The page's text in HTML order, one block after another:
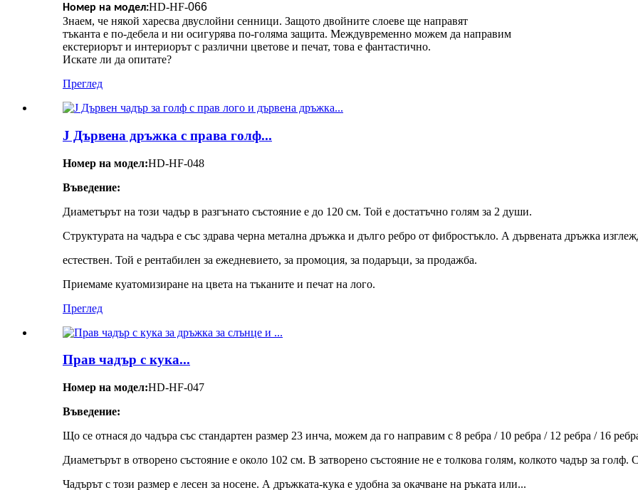
Номер на модел:HD-HF-066
Знаем, че някой харесва двуслойни сенници. Защото двойните слоеве ще направят
тъканта е по-дебела и ни осигурява по-голяма защита. Междувременно можем да направим
екстериорът и интериорът с различни цветове и печат, това е фантастично.
Искате ли да опитате?
Преглед
J Дървена дръжка с права голф...
Номер на модел:HD-HF-048
Въведение:
Диаметърът на този чадър в разгънато състояние е до 120 см. Той е достатъчно голям за 2 души.
Структурата на чадъра е със здрава черна метална дръжка и дълго ребро от фибростъкло. А дървената дръжка
естествен. Той е рентабилен за ежедневието, за промоция, за подаръци, за продажба.
Приемаме куатомизиране на цвета на тъканите и печат на лого.
Преглед
Прав чадър с кука...
Номер на модел:HD-HF-047
Въведение:
Що се отнася до чадъра със стандартен размер 23 инча, можем да го направим с 8 ребра / 10 ребра / 12 ребра / 16
Диаметърът в отворено състояние е около 102 см. В затворено състояние не е толкова голям, колкото чадър за голф.
Чадърът с този размер е лесен за носене. А дръжката-кука е удобна за окачване на ръката или...